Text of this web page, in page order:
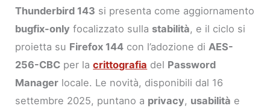
Thunderbird 143 si presenta come aggiornamento
bugfix-only focalizzato sulla stabilità, e il ciclo si
proietta su Firefox 144 con l’adozione diAES-
256-CBC per lacrittografia del Password
Manager locale. Le novità, disponibili dal 16
settembre 2025, puntano a privacy, usabilità e